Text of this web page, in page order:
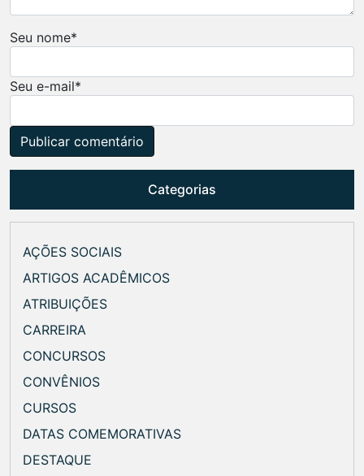
Seu nome*
Seu e-mail*
Categorias
AÇÕES SOCIAIS
ARTIGOS ACADÊMICOS
ATRIBUIÇÕES
CARREIRA
CONCURSOS
CONVÊNIOS
CURSOS
DATAS COMEMORATIVAS
DESTAQUE